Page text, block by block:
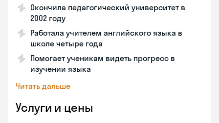
Окончила педагогический университет в
2002 году
Работала учителем английского языка в
школе четыре года
Помогает ученикам видеть прогресс в
изучении языка
Читать дальше
Услуги и цены